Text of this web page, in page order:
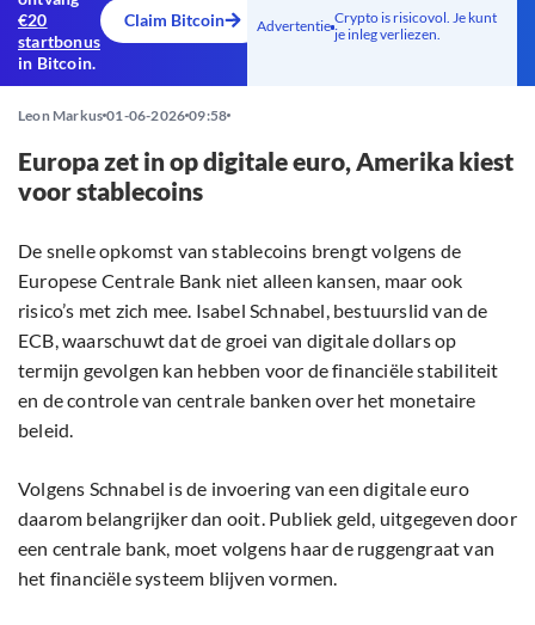
€20
startbonus
in Bitcoin.
Claim Bitcoin Advertentie Crypto is risicovol. Je kunt
je inleg verliezen.
Leon Markus 01-06-2026 09:58
Europa zet in op digitale euro, Amerika kiest
voor stablecoins
De snelle opkomst van stablecoins brengt volgens de
Europese Centrale Bank niet alleen kansen, maar ook
risico’s met zich mee. Isabel Schnabel, bestuurslid van de
ECB, waarschuwt dat de groei van digitale dollars op
termijn gevolgen kan hebben voor de financiële stabiliteit
en de controle van centrale banken over het monetaire
beleid.
Volgens Schnabel is de invoering van een digitale euro
daarom belangrijker dan ooit. Publiek geld, uitgegeven door
een centrale bank, moet volgens haar de ruggengraat van
het financiële systeem blijven vormen.